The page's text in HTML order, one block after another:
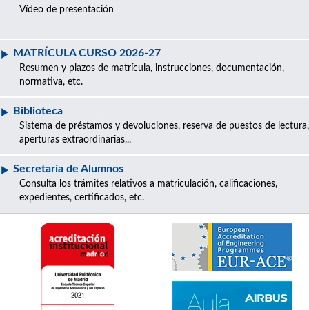
Vídeo de presentación
MATRÍCULA CURSO 2026-27
Resumen y plazos de matrícula, instrucciones, documentación,
normativa, etc.
Biblioteca
Sistema de préstamos y devoluciones, reserva de puestos de lectura,
aperturas extraordinarias...
Secretaría de Alumnos
Consulta los trámites relativos a matriculación, calificaciones,
expedientes, certificados, etc.